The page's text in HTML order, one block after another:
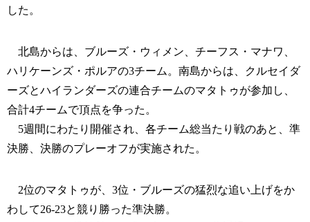
した。
北島からは、ブルーズ・ウィメン、チーフス・マナワ、
ハリケーンズ・ポルアの3チーム。南島からは、クルセイダ
ーズとハイランダーズの連合チームのマタトゥが参加し、
合計4チームで頂点を争った。
5週間にわたり開催され、各チーム総当たり戦のあと、準
決勝、決勝のプレーオフが実施された。
2位のマタトゥが、3位・ブルーズの猛烈な追い上げをか
わして26-23と競り勝った準決勝。